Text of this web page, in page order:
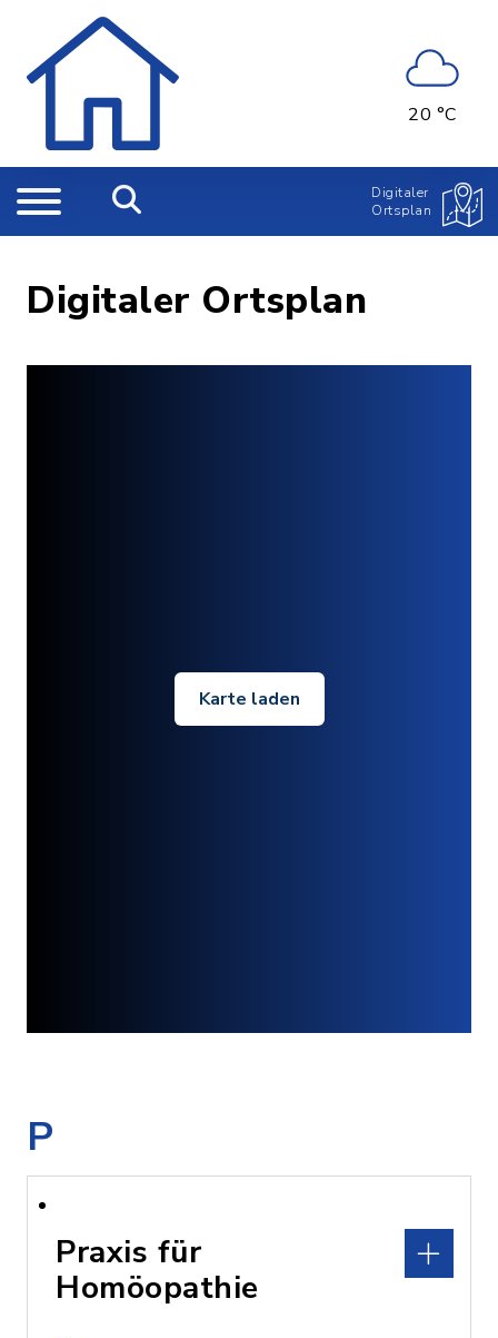
20 °C
Digitaler
Ortsplan
Digitaler Ortsplan
Karte laden
P
Praxis für
Homöopathie